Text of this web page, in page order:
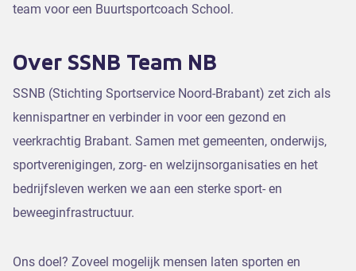
team voor een Buurtsportcoach School.
Over SSNB Team NB
SSNB (Stichting Sportservice Noord-Brabant) zet zich als
kennispartner en verbinder in voor een gezond en
veerkrachtig Brabant. Samen met gemeenten, onderwijs,
sportverenigingen, zorg- en welzijnsorganisaties en het
bedrijfsleven werken we aan een sterke sport- en
beweeginfrastructuur.
Ons doel? Zoveel mogelijk mensen laten sporten en